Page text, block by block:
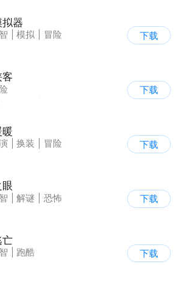
器
模拟
冒险
下载
称射击
下载
换装
冒险
界
下载
解谜
恐怖
下载
亡
跑酷
下载